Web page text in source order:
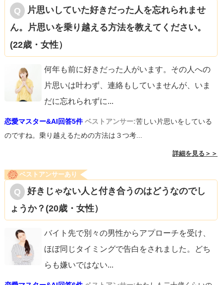
片思いしていた好きだった人を忘れられませ
ん。片思いを乗り越える方法を教えてください。
(22歳・女性）
何年も前に好きだった人がいます。その人への
片思いは叶わず、連絡もしていませんが、いま
だに忘れられずに...
恋愛マスター&AI回答5件 ベストアンサー:苦しい片思いをしている
のですね。乗り越えるための方法は３つ考...
詳細を見る＞＞
ベストアンサーあり
好きじゃない人と付き合うのはどうなのでし
ょうか？(20歳・女性）
バイト先で別々の男性からアプローチを受け、
ほぼ同じタイミングで告白をされました。どち
らも嫌いではない...